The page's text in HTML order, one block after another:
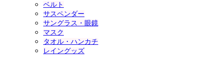
ベルト
サスペンダー
サングラス・眼鏡
マスク
タオル・ハンカチ
レイングッズ